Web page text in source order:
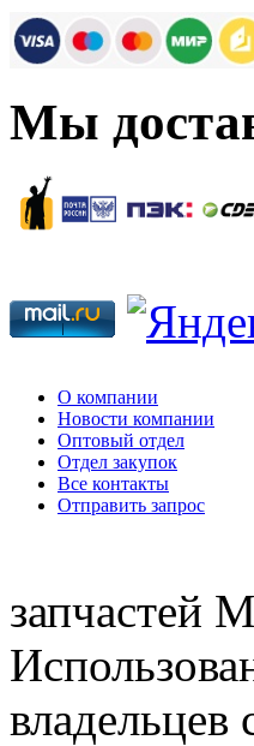
Мы
О компании
Новости компании
Оптовый отдел
Отдел закупок
Все контакты
Отправить запрос
запчастей
владельцев